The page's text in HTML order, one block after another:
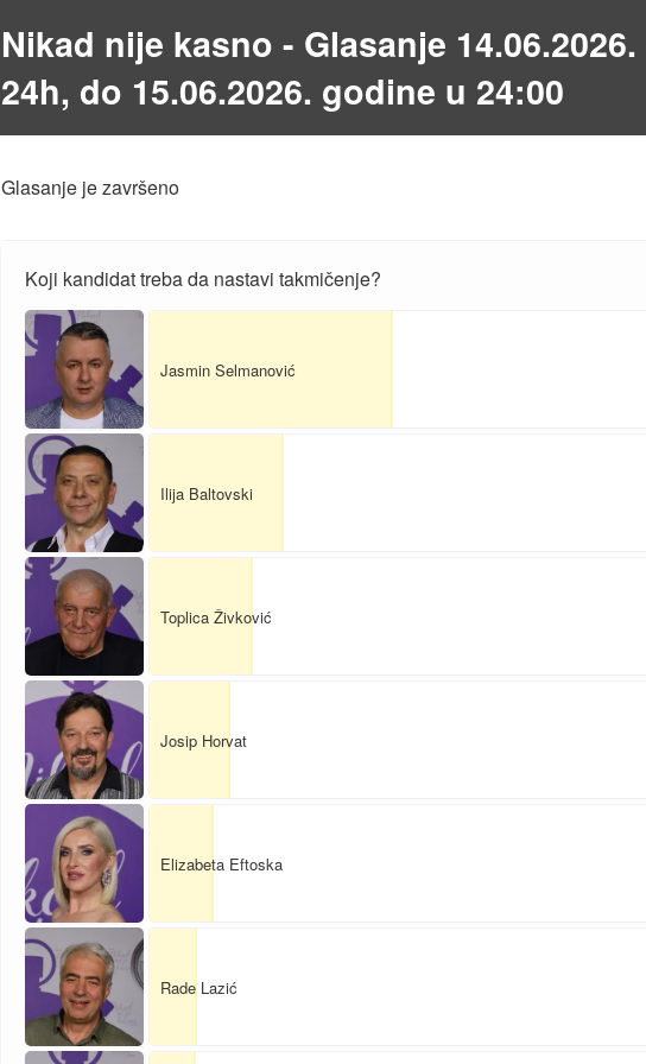
Nikad nije kasno - Glasanje
24h, do 15.06.2026. godine u 24:00
Glasanje je završeno
Koji kandidat treba da nastavi takmičenje?
Jasmin Selmanović
Ilija Baltovski
Toplica Živković
Josip Horvat
Elizabeta Eftoska
Rade Lazić